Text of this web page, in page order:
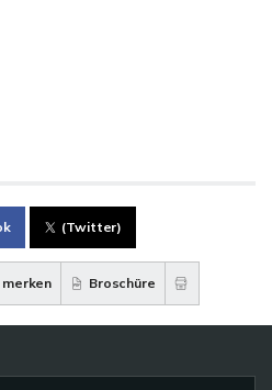
(Twitter)
merken Broschüre